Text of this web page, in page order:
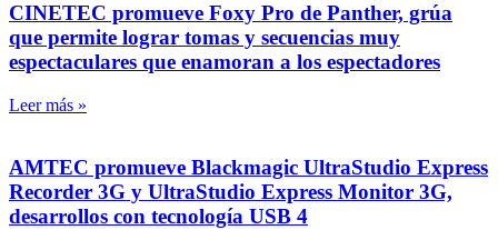
CINETEC promueve Foxy Pro de Panther, grúa
que permite lograr tomas y secuencias muy
espectaculares que enamoran a los espectadores
Leer más »
AMTEC promueve Blackmagic UltraStudio Express
Recorder 3G y UltraStudio Express Monitor 3G,
desarrollos con tecnología USB 4